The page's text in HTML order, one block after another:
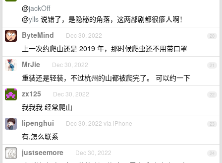
@jackOff
@ylls 说错了，是隐秘的角落，这两部剧都很瘆人啊！
20
ByteMind Dec 30, 2022
上一次约爬山还是 2019 年，那时候爬虫还不用带口罩
21
MrJie Dec 30, 2022
重装还是轻装，不过杭州的山都被爬完了。 可以约一下
22
zx125 Dec 30, 2022
我我我 经常爬山
23
lipenghui Dec 30, 2022 via iPhone
有,怎么联系
24
justseemore Dec 30, 2022